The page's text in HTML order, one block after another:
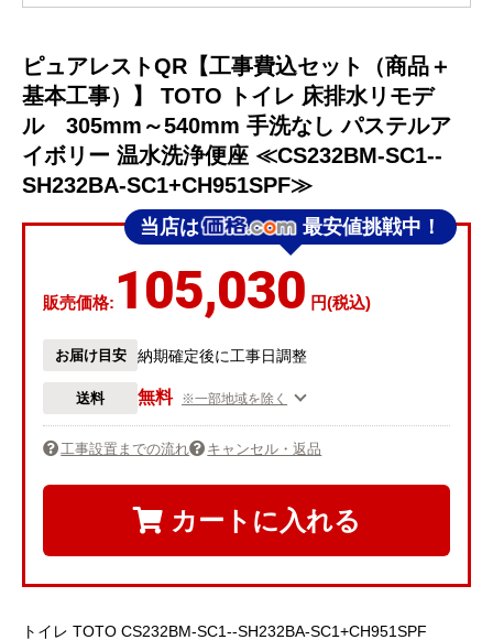
ピュアレストQR【工事費込セット（商品＋
基本工事）】 TOTO トイレ 床排水リモデ
ル 305mm～540mm 手洗なし パステルア
イボリー 温水洗浄便座 ≪CS232BM-SC1--
SH232BA-SC1+CH951SPF≫
当店は 最安値挑戦中！
販売価格: 105,030 円(税込)
お届け目安 納期確定後に工事日調整
送料 無料 ※一部地域を除く
工事設置までの流れ キャンセル・返品
カートに入れる
トイレ TOTO CS232BM-SC1--SH232BA-SC1+CH951SPF